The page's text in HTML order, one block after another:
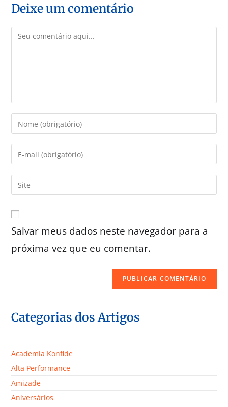
Deixe um comentário
Salvar meus dados neste navegador para a
próxima vez que eu comentar.
Categorias dos Artigos
Academia Konfide
Alta Performance
Amizade
Aniversários